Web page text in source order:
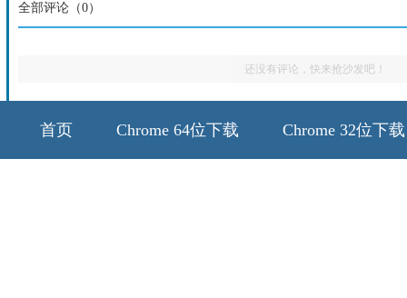
全部评论（0）
还没有评论，快来抢沙发吧！
首页 Chrome 64位下载 Chrome 32位下载